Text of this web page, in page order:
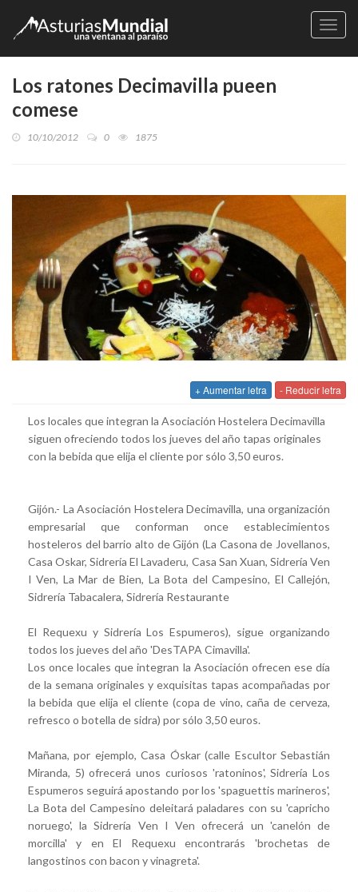
Los ratones Decimavilla pueen
comese
10/10/2012 0 1875
+ Aumentar letra - Reducir letra
Los locales que integran la Asociación Hostelera Decimavilla
siguen ofreciendo todos los jueves del año tapas originales
con la bebida que elija el cliente por sólo 3,50 euros.
Gijón.- La Asociación Hostelera Decimavilla, una organización
empresarial que conforman once establecimientos
hosteleros del barrio alto de Gijón (La Casona de Jovellanos,
Casa Oskar, Sidrería El Lavaderu, Casa San Xuan, Sidrería Ven
I Ven, La Mar de Bien, La Bota del Campesino, El Callejón,
Sidrería Tabacalera, Sidrería Restaurante
El Requexu y Sidrería Los Espumeros), sigue organizando
todos los jueves del año 'DesTAPA Cimavilla'.
Los once locales que integran la Asociación ofrecen ese día
de la semana originales y exquisitas tapas acompañadas por
la bebida que elija el cliente (copa de vino, caña de cerveza,
refresco o botella de sidra) por sólo 3,50 euros.
Mañana, por ejemplo, Casa Óskar (calle Escultor Sebastián
Miranda, 5) ofrecerá unos curiosos 'ratoninos', Sidrería Los
Espumeros seguirá apostando por los 'spaguettis marineros',
La Bota del Campesino deleitará paladares con su 'capricho
noruego', la Sidrería Ven I Ven ofrecerá un 'canelón de
morcilla' y en El Requexu encontrarás 'brochetas de
langostinos con bacon y vinagreta'.